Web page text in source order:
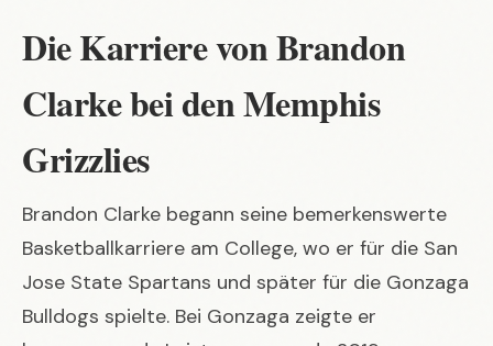
Die Karriere von Brandon
Clarke bei den Memphis
Grizzlies
Brandon Clarke begann seine bemerkenswerte
Basketballkarriere am College, wo er für die San
Jose State Spartans und später für die Gonzaga
Bulldogs spielte. Bei Gonzaga zeigte er